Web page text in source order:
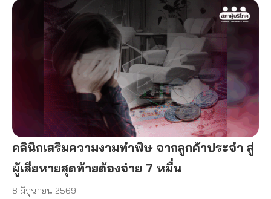
คลินิกเสริมความงามทำพิษ จากลูกค้าประจำ สู่
ผู้เสียหายสุดท้ายต้องจ่าย 7 หมื่น
8 มิถุนายน 2569